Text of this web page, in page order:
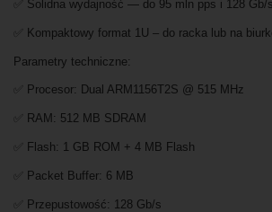
✅ Solidna wydajność — do 95 mln pps i 128 Gb/
✅ Kompaktowy format 1U – do racka lub na
Parametry techniczne:
✅ Procesor: Dual ARM1156T2S @ 515 MHz
✅ RAM: 512 MB SDRAM
✅ Flash: 1 GB ROM + 4 MB Flash
✅ Packet Buffer: 6 MB
✅ Przepustowość: 128 Gb/s